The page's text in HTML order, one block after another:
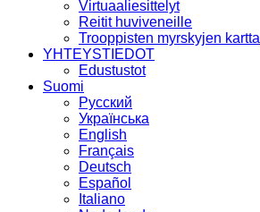
Virtuaaliesittelyt
Reitit huviveneille
Trooppisten myrskyjen kartta
YHTEYSTIEDOT
Edustustot
Suomi
Русский
Українська
English
Français
Deutsch
Español
Italiano